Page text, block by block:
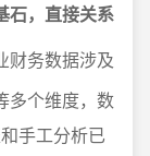
石，直接关系
财务数据涉及
多个维度，数
手工分析已